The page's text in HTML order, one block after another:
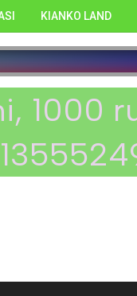
KIANKO LAND
ini.
1000